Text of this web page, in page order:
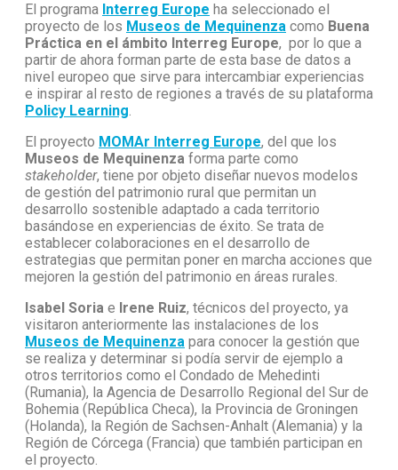
El programa Interreg Europe ha seleccionado el
proyecto de los Museos de Mequinenza como Buena
Práctica en el ámbito Interreg Europe, por lo que a
partir de ahora forman parte de esta base de datos a
nivel europeo que sirve para intercambiar experiencias
e inspirar al resto de regiones a través de su plataforma
Policy Learning.
El proyecto MOMAr Interreg Europe, del que los
Museos de Mequinenza forma parte como
stakeholder, tiene por objeto diseñar nuevos modelos
de gestión del patrimonio rural que permitan un
desarrollo sostenible adaptado a cada territorio
basándose en experiencias de éxito. Se trata de
establecer colaboraciones en el desarrollo de
estrategias que permitan poner en marcha acciones que
mejoren la gestión del patrimonio en áreas rurales.
Isabel Soria e Irene Ruiz, técnicos del proyecto, ya
visitaron anteriormente las instalaciones de los
Museos de Mequinenza para conocer la gestión que
se realiza y determinar si podía servir de ejemplo a
otros territorios como el Condado de Mehedinti
(Rumania), la Agencia de Desarrollo Regional del Sur de
Bohemia (República Checa), la Provincia de Groningen
(Holanda), la Región de Sachsen-Anhalt (Alemania) y la
Región de Córcega (Francia) que también participan en
el proyecto.